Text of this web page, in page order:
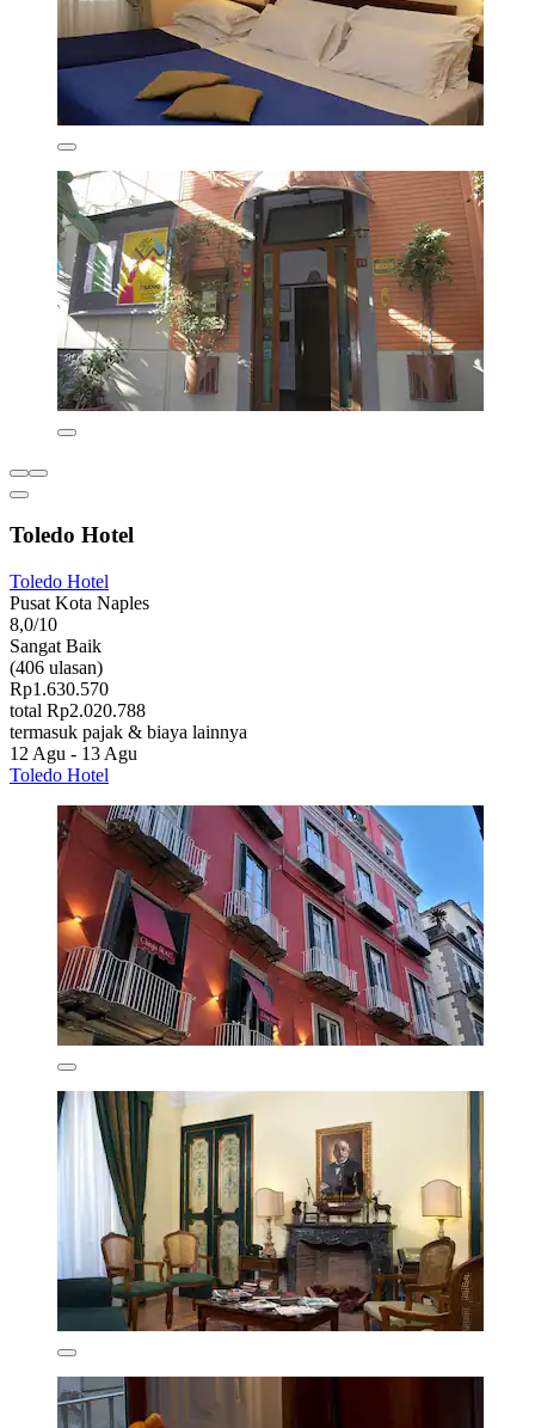
Toledo Hotel
Toledo Hotel
Pusat Kota Naples
8,0/10
Sangat Baik
(406 ulasan)
Rp1.630.570
total Rp2.020.788
termasuk pajak & biaya lainnya
12 Agu - 13 Agu
Toledo Hotel